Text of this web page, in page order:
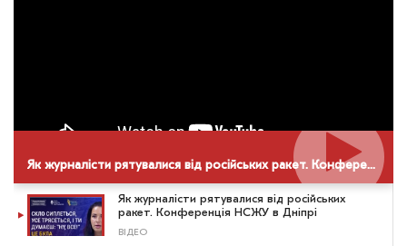
Як журналісти рятувалися від російських ракет. Конференція НСЖУ в Дніпрі
Як журналісти рятувалися від російських
ракет. Конференція НСЖУ в Дніпрі
ВІДЕО